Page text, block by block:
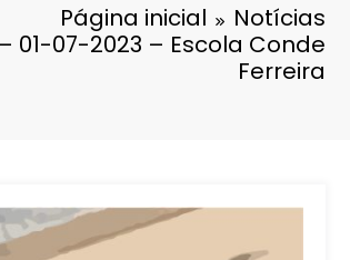
Página inicial
Notícias
01-07-2023 – Escola Conde
Ferreira